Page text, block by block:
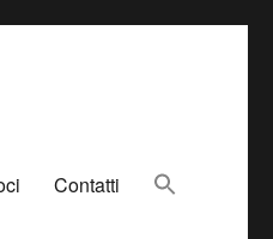
Contatti